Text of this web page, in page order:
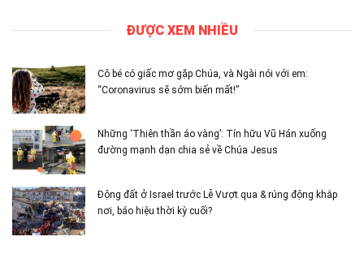
ĐƯỢC XEM NHIỀU
Cô bé có giấc mơ gặp Chúa, và Ngài nói với em:
“Coronavirus sẽ sớm biến mất!”
Những ‘Thiên thần áo vàng’: Tín hữu Vũ Hán xuống
đường mạnh dạn chia sẻ về Chúa Jesus
Động đất ở Israel trước Lễ Vượt qua & rúng động khắp
nơi, báo hiệu thời kỳ cuối?